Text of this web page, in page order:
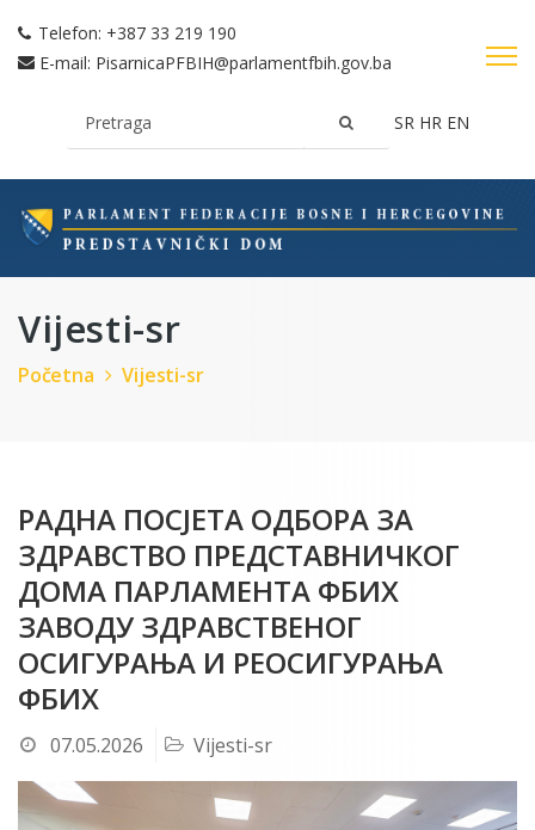
Telefon: +387 33 219 190
E-mail: PisarnicaPFBIH@parlamentfbih.gov.ba
SR HR EN
Vijesti-sr
Početna Vijesti-sr
РАДНА ПОСЈЕТА ОДБОРА ЗА
ЗДРАВСТВО ПРЕДСТАВНИЧКОГ
ДОМА ПАРЛАМЕНТА ФБИХ
ЗАВОДУ ЗДРАВСТВЕНОГ
ОСИГУРАЊА И РЕОСИГУРАЊА
ФБИХ
07.05.2026 Vijesti-sr